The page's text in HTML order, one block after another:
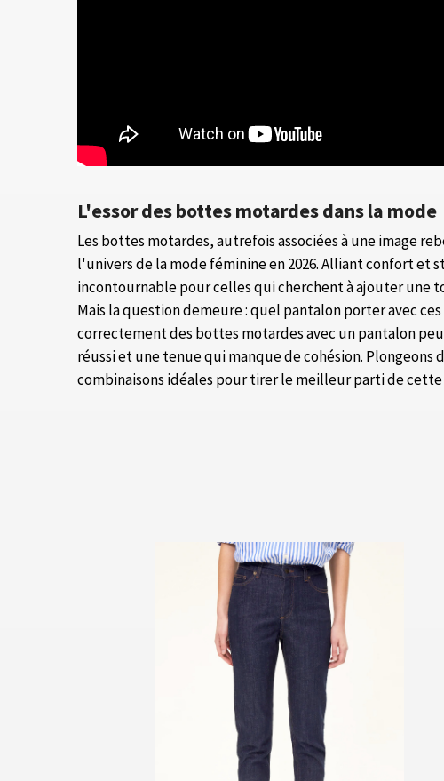
L'essor des bottes motardes dans la mode
Les bottes motardes, autrefois associées à une image
l'univers de la mode féminine en 2026. Alliant confort et
incontournable pour celles qui cherchent à ajouter une
Mais la question demeure : quel pantalon porter avec ces
correctement des bottes motardes avec un pantalon
réussi et une tenue qui manque de cohésion. Plongeons
combinaisons idéales pour tirer le meilleur parti de